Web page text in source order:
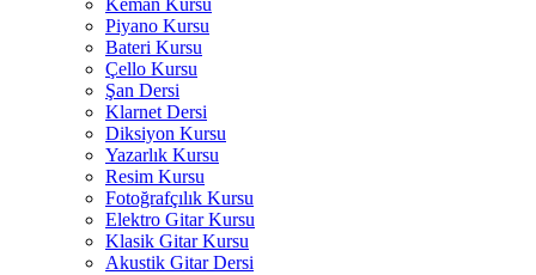
Keman Kursu
Piyano Kursu
Bateri Kursu
Çello Kursu
Şan Dersi
Klarnet Dersi
Diksiyon Kursu
Yazarlık Kursu
Resim Kursu
Fotoğrafçılık Kursu
Elektro Gitar Kursu
Klasik Gitar Kursu
Akustik Gitar Dersi